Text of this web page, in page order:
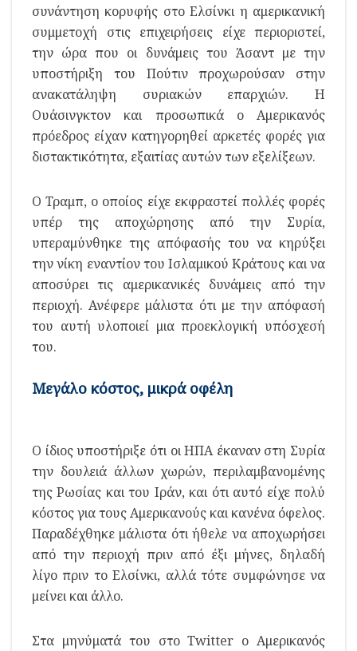
συνάντηση κορυφής στο Ελσίνκι η αμερικανική
συμμετοχή στις επιχειρήσεις είχε περιοριστεί,
την ώρα που οι δυνάμεις του Άσαντ με την
υποστήριξη του Πούτιν προχωρούσαν στην
ανακατάληψη συριακών επαρχιών. Η
Ουάσινγκτον και προσωπικά ο Αμερικανός
πρόεδρος είχαν κατηγορηθεί αρκετές φορές για
διστακτικότητα, εξαιτίας αυτών των εξελίξεων.
Ο Τραμπ, ο οποίος είχε εκφραστεί πολλές φορές
υπέρ της αποχώρησης από την Συρία,
υπεραμύνθηκε της απόφασής του να κηρύξει
την νίκη εναντίον του Ισλαμικού Κράτους και να
αποσύρει τις αμερικανικές δυνάμεις από την
περιοχή. Ανέφερε μάλιστα ότι με την απόφασή
του αυτή υλοποιεί μια προεκλογική υπόσχεσή
του.
Μεγάλο κόστος, μικρά οφέλη
Ο ίδιος υποστήριξε ότι οι ΗΠΑ έκαναν στη Συρία
την δουλειά άλλων χωρών, περιλαμβανομένης
της Ρωσίας και του Ιράν, και ότι αυτό είχε πολύ
κόστος για τους Αμερικανούς και κανένα όφελος.
Παραδέχθηκε μάλιστα ότι ήθελε να αποχωρήσει
από την περιοχή πριν από έξι μήνες, δηλαδή
λίγο πριν το Ελσίνκι, αλλά τότε συμφώνησε να
μείνει και άλλο.
Στα μηνύματά του στο Twitter ο Αμερικανός